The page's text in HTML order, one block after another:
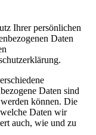
Ihrer persönlichen
Daten
Daten sind
können. Die
Daten wir
auch, wie und zu